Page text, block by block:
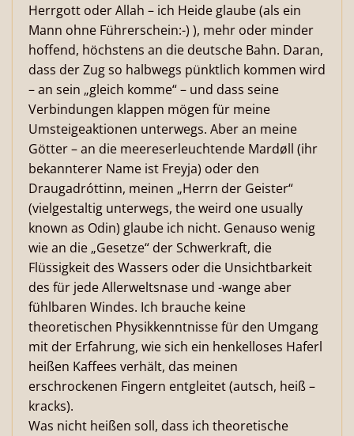
Herrgott oder Allah – ich Heide glaube (als ein
Mann ohne Führerschein:-) ), mehr oder minder
hoffend, höchstens an die deutsche Bahn. Daran,
dass der Zug so halbwegs pünktlich kommen wird
– an sein „gleich komme“ – und dass seine
Verbindungen klappen mögen für meine
Umsteigeaktionen unterwegs. Aber an meine
Götter – an die meereserleuchtende Mardøll (ihr
bekannterer Name ist Freyja) oder den
Draugadróttinn, meinen „Herrn der Geister“
(vielgestaltig unterwegs, the weird one usually
known as Odin) glaube ich nicht. Genauso wenig
wie an die „Gesetze“ der Schwerkraft, die
Flüssigkeit des Wassers oder die Unsichtbarkeit
des für jede Allerweltsnase und -wange aber
fühlbaren Windes. Ich brauche keine
theoretischen Physikkenntnisse für den Umgang
mit der Erfahrung, wie sich ein henkelloses Haferl
heißen Kaffees verhält, das meinen
erschrockenen Fingern entgleitet (autsch, heiß –
kracks).
Was nicht heißen soll, dass ich theoretische